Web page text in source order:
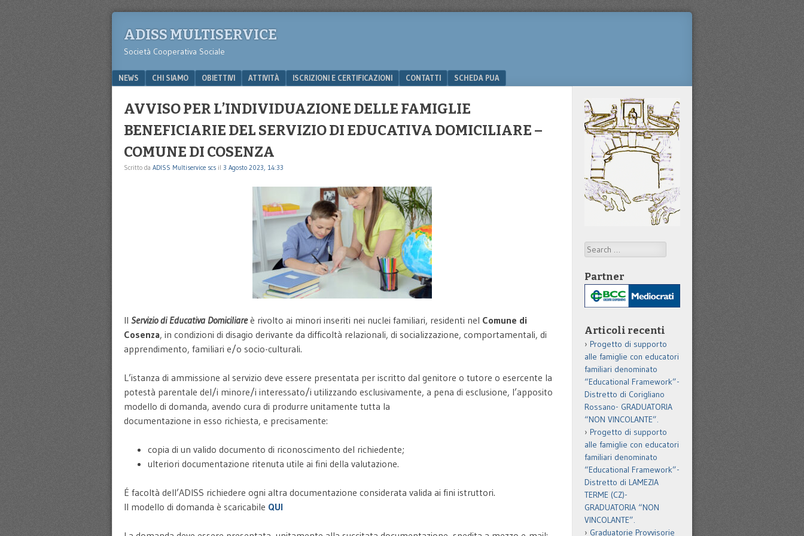
ADISS MULTISERVICE
Società Cooperativa Sociale
Menu
SKIP TO CONTENT
NEWS CHI SIAMO OBIETTIVI ATTIVITÀ ISCRIZIONI E CERTIFICAZIONI CONTATTI SCHEDA PUA
AVVISO PER L’INDIVIDUAZIONE DELLE FAMIGLIE
BENEFICIARIE DEL SERVIZIO DI EDUCATIVA DOMICILIARE –
COMUNE DI COSENZA
Scritto da ADISS Multiservice scs il 3 Agosto 2023, 14:33
Il Servizio di Educativa Domiciliareè rivolto ai minori inseriti nei nuclei familiari, residenti nel Comune di
Cosenza, in condizioni di disagio derivante da difficoltà relazionali, di socializzazione, comportamentali, di
apprendimento, familiari e/o socio-culturali.
L’istanza di ammissione al servizio deve essere presentata per iscritto dal genitore o tutore o esercente la
potestà parentale del/i minore/i interessato/i utilizzando esclusivamente, a pena di esclusione, l’apposito
modello di domanda, avendo cura di produrre unitamente tutta la
documentazione in esso richiesta, e precisamente:
copia di un valido documento di riconoscimento del richiedente;
ulteriori documentazione ritenuta utile ai fini della valutazione.
É facoltà dell’ADISS richiedere ogni altra documentazione considerata valida ai fini istruttori.
Il modello di domanda è scaricabile QUI
Search
Partner
Articoli recenti
Progetto di supporto
alle famiglie con educatori
familiari denominato
“Educational Framework”-
Distretto di Corigliano
Rossano- GRADUATORIA
“NON VINCOLANTE”.
Progetto di supporto
alle famiglie con educatori
familiari denominato
“Educational Framework”-
Distretto di LAMEZIA
TERME (CZ)-
GRADUATORIA “NON
VINCOLANTE”.
Graduatorie Provvisorie